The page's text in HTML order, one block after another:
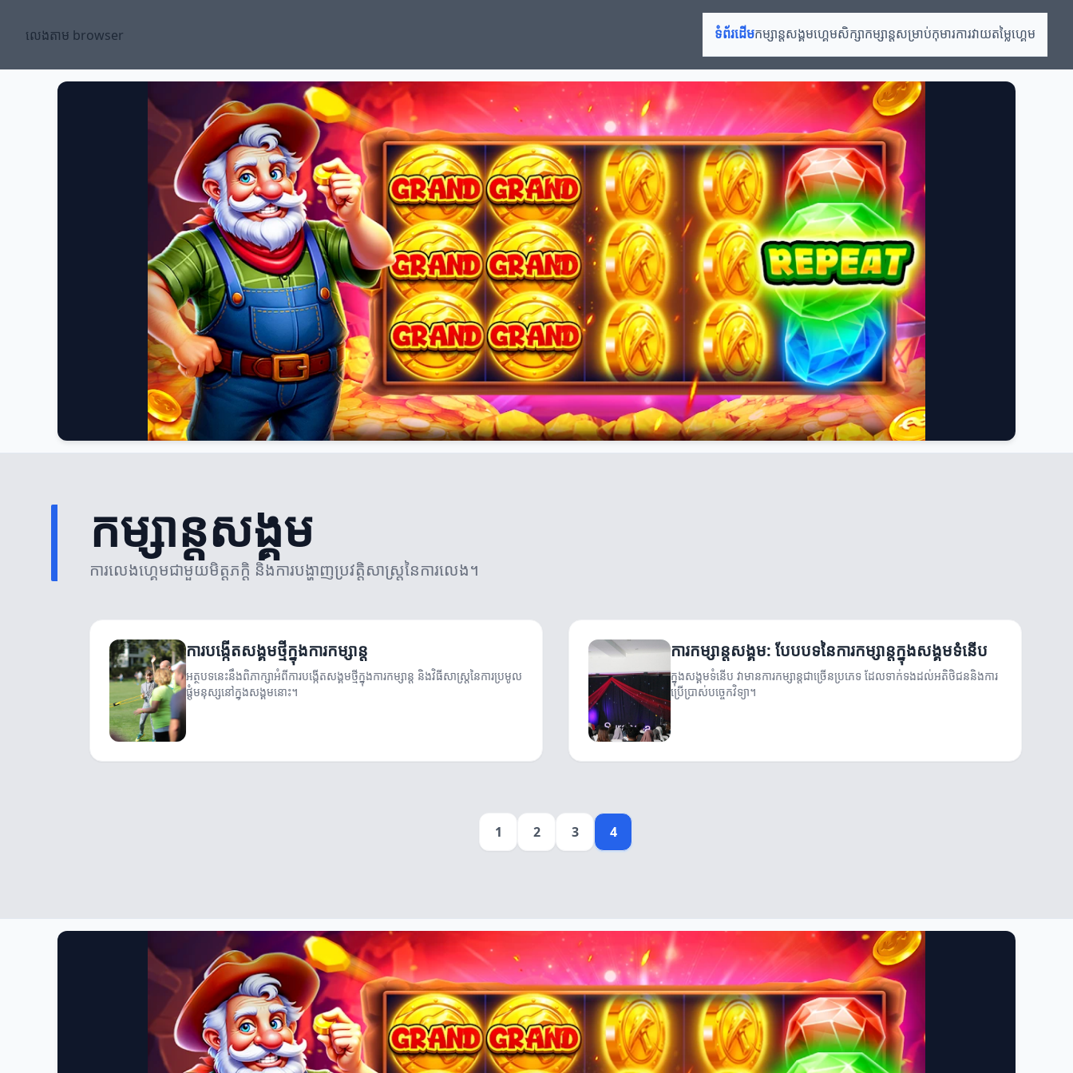
លេងតាម browser ទំព័រដើមកម្សាន្តសង្គមហ្គេមសិក្សាកម្សាន្តសម្រាប់កុមារការវាយតម្លៃហ្គេម
កម្សាន្តសង្គម
ការលេងហ្គេមជាមួយមិត្តភក្តិ និងការបង្ហាញប្រវត្តិសាស្ត្រនៃការលេង។
ការបង្កើតសង្គមថ្មីក្នុងការកម្សាន្ត
អត្ថបទនេះនឹងពិភាក្សាអំពីការបង្កើតសង្គមថ្មីក្នុងការកម្សាន្ត និងវិធីសាស្រ្តនៃការប្រមូល
ផ្តុំមនុស្សនៅក្នុងសង្គមនោះ។
ការកម្សាន្តសង្គម: បែបបទនៃការកម្សាន្តក្នុងសង្គមទំនើប
ក្នុងសង្គមទំនើប វាមានការកម្សាន្តជាច្រើនប្រភេទ ដែលទាក់ទងដល់អតិថិជននិងការ
ប្រើប្រាស់បច្ចេកវិទ្យា។
1 2 3 4